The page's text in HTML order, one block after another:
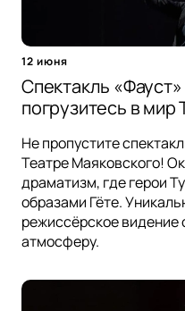
12 июня
Спектакль
погрузитесь в мир
Не пропустите
Театре Маяковского!
драматизм, где герои
образами Гёте.
режиссёрское
атмосферу.